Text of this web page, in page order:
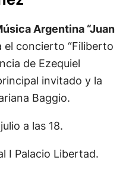
Argentina​ “Juan
el concierto “Filiberto
de Ezequiel
invitado y la
Baggio.
a las 18.
I Palacio Libertad.